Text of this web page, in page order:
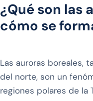
¿Qué son las
cómo se
Las auroras boreales,
del norte, son un
regiones polares de la